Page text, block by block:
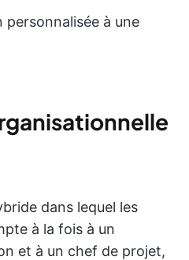
personnalisée à une
dans lequel les
à la fois à un
et à un chef de projet,